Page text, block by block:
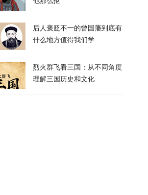
真正的麻烦还在后头
16
后人褒贬不一的曾国藩到底有
什么地方值得我们学
烈火群飞看三国：从不同角度
理解三国历史和文化